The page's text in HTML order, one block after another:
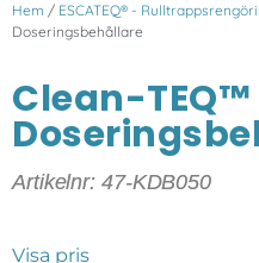
Hem / ESCATEQ® -
Doseringsbehållare
Clean-TEQ™
Artikelnr: 47-KDB050
Visa pris